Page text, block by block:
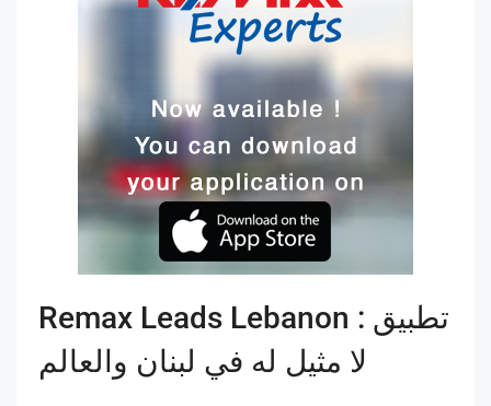
Remax Leads Lebanon : تطبيق
لا مثيل له في لبنان والعالم